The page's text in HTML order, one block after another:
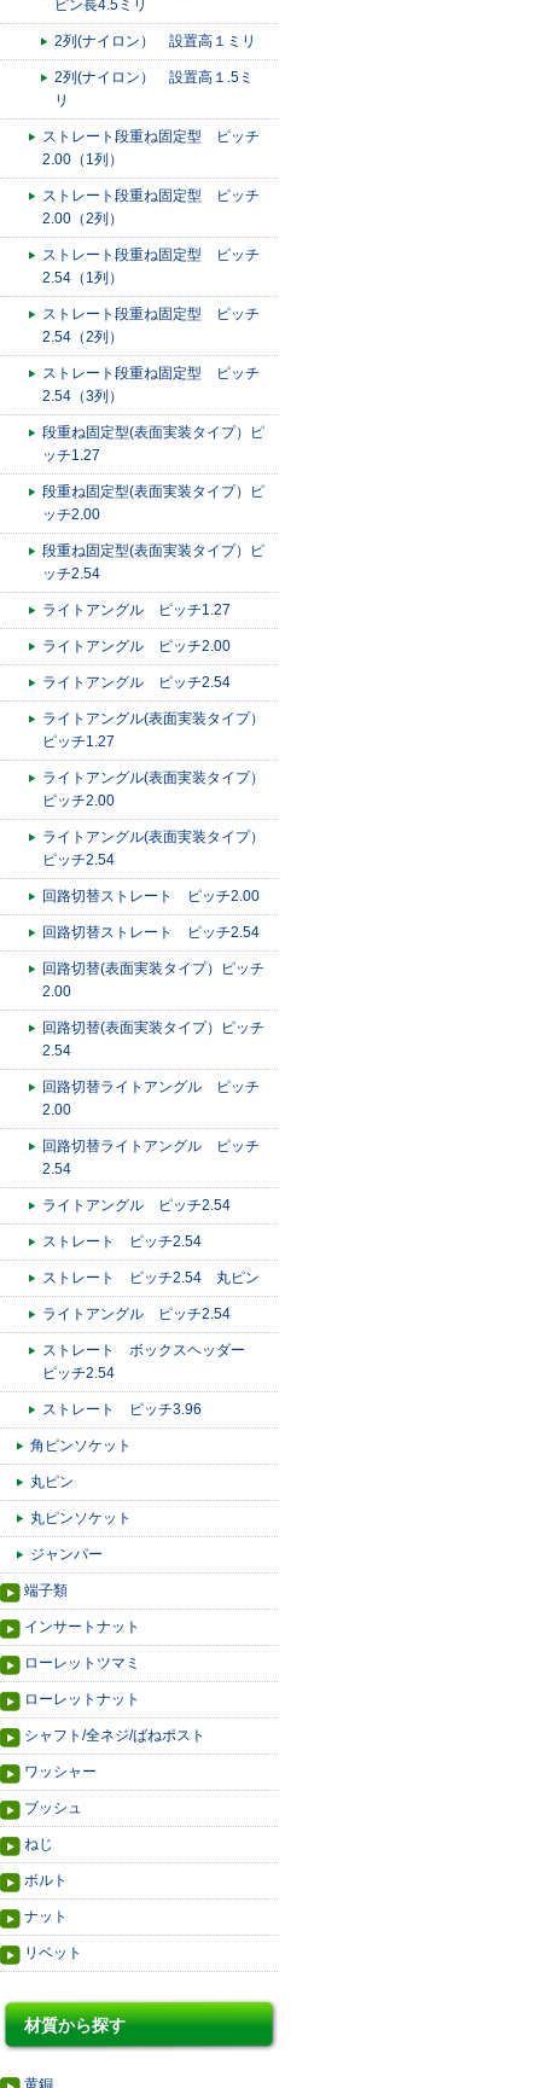
ピン長4.5ミリ
2列(ナイロン） 設置高１ミリ
2列(ナイロン） 設置高１.5ミ
リ
ストレート段重ね固定型 ピッチ
2.00（1列）
ストレート段重ね固定型 ピッチ
2.00（2列）
ストレート段重ね固定型 ピッチ
2.54（1列）
ストレート段重ね固定型 ピッチ
2.54（2列）
ストレート段重ね固定型 ピッチ
2.54（3列）
段重ね固定型(表面実装タイプ）ピ
ッチ1.27
段重ね固定型(表面実装タイプ）ピ
ッチ2.00
段重ね固定型(表面実装タイプ）ピ
ッチ2.54
ライトアングル ピッチ1.27
ライトアングル ピッチ2.00
ライトアングル ピッチ2.54
ライトアングル(表面実装タイプ）
ピッチ1.27
ライトアングル(表面実装タイプ）
ピッチ2.00
ライトアングル(表面実装タイプ）
ピッチ2.54
回路切替ストレート ピッチ2.00
回路切替ストレート ピッチ2.54
回路切替(表面実装タイプ）ピッチ
2.00
回路切替(表面実装タイプ）ピッチ
2.54
回路切替ライトアングル ピッチ
2.00
回路切替ライトアングル ピッチ
2.54
ライトアングル ピッチ2.54
ストレート ピッチ2.54
ストレート ピッチ2.54 丸ピン
ライトアングル ピッチ2.54
ストレート ボックスヘッダー
ピッチ2.54
ストレート ピッチ3.96
角ピンソケット
丸ピン
丸ピンソケット
ジャンパー
端子類
インサートナット
ローレットツマミ
ローレットナット
シャフト/全ネジ/ばねポスト
ワッシャー
ブッシュ
ねじ
ボルト
ナット
リベット
材質から探す
黄銅